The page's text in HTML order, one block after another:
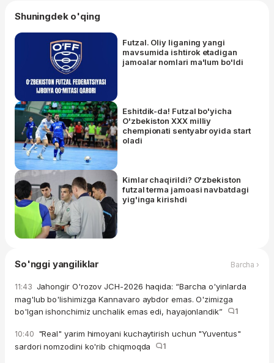
Shuningdek o'qing
Futzal. Oliy liganing yangi
mavsumida ishtirok etadigan
jamoalar nomlari ma'lum bo'ldi
Eshitdik-da! Futzal bo'yicha
O'zbekiston XXX milliy
chempionati sentyabr oyida start
oladi
Kimlar chaqirildi? O'zbekiston
futzal terma jamoasi navbatdagi
yig'inga kirishdi
So'nggi yangiliklar Barcha ›
11:43 Jahongir O'rozov JCH-2026 haqida: “Barcha o'yinlarda
mag'lub bo'lishimizga Kannavaro aybdor emas. O'zimizga
bo'lgan ishonchimiz unchalik emas edi, hayajonlandik”
1
10:40 "Real" yarim himoyani kuchaytirish uchun "Yuventus"
sardori nomzodini ko'rib chiqmoqda
1